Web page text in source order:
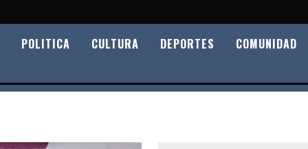
POLITICA CULTURA DEPORTES COMUNIDAD